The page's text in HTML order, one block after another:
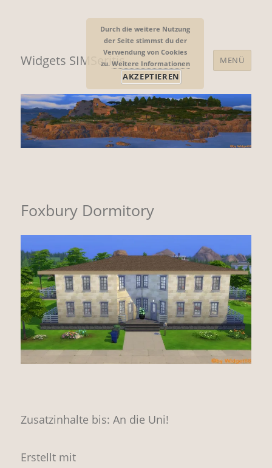
Widgets SIMSeritis MENÜ
Foxbury Dormitory
Zusatzinhalte bis: An die Uni!
Erstellt mit
Durch die weitere Nutzung
der Seite stimmst du der
Verwendung von Cookies
zu. Weitere Informationen
AKZEPTIEREN